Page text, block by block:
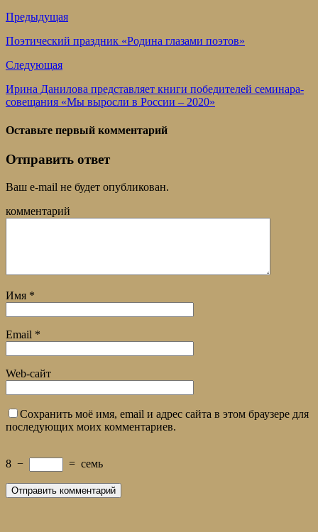
Предыдущая
Поэтический праздник «Родина глазами поэтов»
Следующая
Ирина Данилова представляет книги победителей семинара-
совещания «Мы выросли в России – 2020»
Оставьте первый комментарий
Отправить ответ
Ваш e-mail не будет опубликован.
комментарий
Имя *
Email *
Web-сайт
Сохранить моё имя, email и адрес сайта в этом браузере для
последующих моих комментариев.
8 − = семь